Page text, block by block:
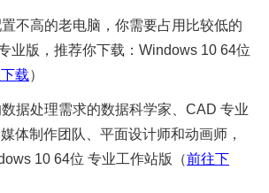
高的老电脑，你需要占用比较低的
业版，推荐你下载：Windows 10 64位
载）
处理需求的数据科学家、CAD 专业
体制作团队、平面设计师和动画师，
10 64位 专业工作站版（前往下